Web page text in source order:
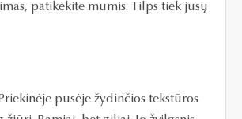
patikėkite mumis. Tilps tiek jūsų
pusėje žydinčios tekstūros